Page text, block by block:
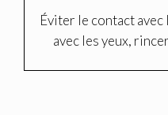
Éviter le contact avec
avec les yeux,